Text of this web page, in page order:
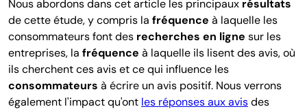
Nous abordons dans cet article les principaux résultats
de cette étude, y compris la fréquence à laquelle les
consommateurs font des recherches en ligne sur les
entreprises, la fréquence à laquelle ils lisent des avis, où
ils cherchent ces avis et ce qui influence les
consommateurs à écrire un avis positif. Nous verrons
également l'impact qu'ont les réponses aux avisdes